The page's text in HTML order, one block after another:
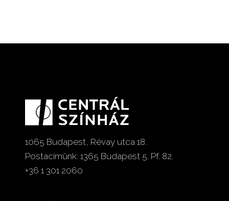
1065 Budapest, Révay utca 18.
Postacímünk: 1365 Budapest 5. Pf. 82.
+36 1 301 2060